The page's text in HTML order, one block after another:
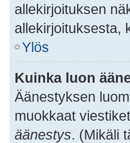
allekirjoituksen
allekirjoituksesta,
Ylös
Kuinka luon
Äänestyksen
muokkaat
äänestys. (Mikäli